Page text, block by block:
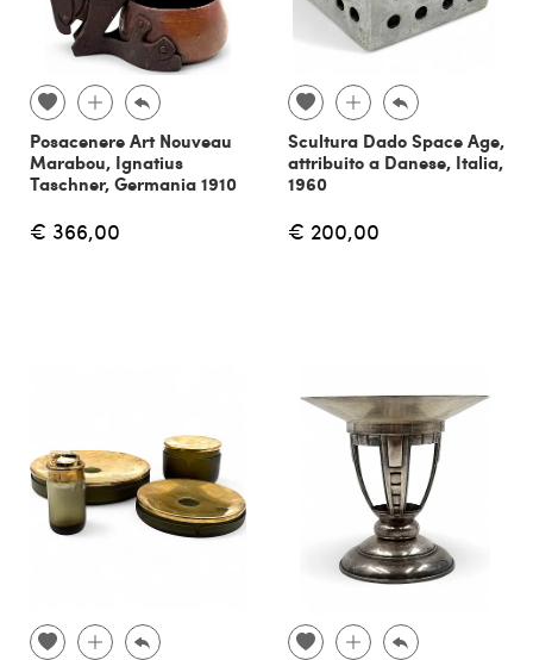
Posacenere Art Nouveau
Marabou, Ignatius
Taschner, Germania 1910
€ 366,00
Scultura Dado Space Age,
attribuito a Danese, Italia,
1960
€ 200,00